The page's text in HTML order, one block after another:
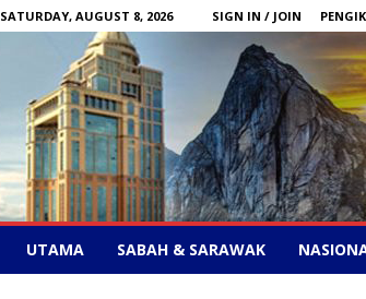
SATURDAY, AUGUST 8, 2026 SIGN IN / JOIN
UTAMA SABAH & SARAWAK